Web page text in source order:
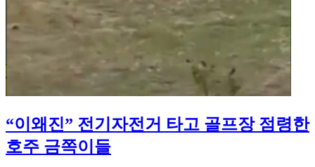
“이왜진” 전기자전거 타고 골프장 점령한
호주 금쪽이들